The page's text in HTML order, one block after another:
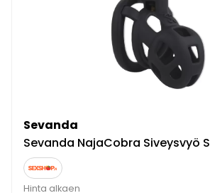
Sevanda
Sevanda NajaCobra Siveysvyö S
Hinta alkaen